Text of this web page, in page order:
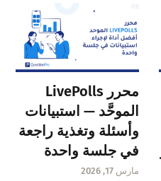
محرر LivePolls
الموحَّد — استبيانات
وأسئلة وتغذية راجعة
في جلسة واحدة
مارس 17, 2026